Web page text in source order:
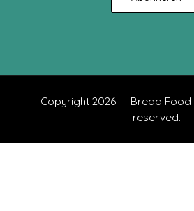
Copyright 2026 — Breda Food
reserved.